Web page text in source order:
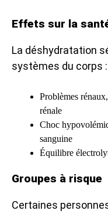
Effets sur la
La déshydratation
systèmes du corps :
Problèmes
rénale
Choc
sanguine
Équilibre
Groupes à risque
Certaines